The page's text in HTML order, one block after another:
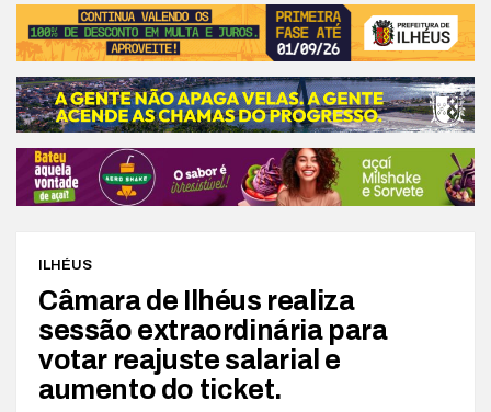
ILHÉUS
Câmara de Ilhéus realiza
sessão extraordinária para
votar reajuste salarial e
aumento do ticket.